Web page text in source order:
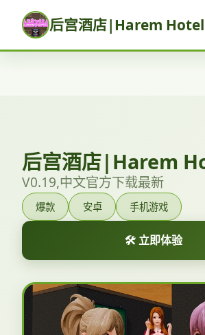
后宫酒店|Harem Hotel
后宫酒店|Harem
V0.19,中文官方下载最新
爆款 安卓 手机游戏
🛠️ 立即体验